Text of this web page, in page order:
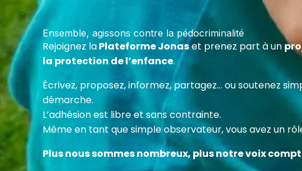
Ensemble, agissons contre la pédocriminalité
Rejoignez laPlateforme Jonaset prenez part à un
la protection de l’enfance.
Écrivez, proposez, informez, partagez… ou soutenez
démarche.
L’adhésion est libre et sans contrainte.
Même en tant que simple observateur, vous avez un
Plus nous sommes nombreux, plus notre voix
Formez-
écoles,
associations.
Cette
des
en faveur de